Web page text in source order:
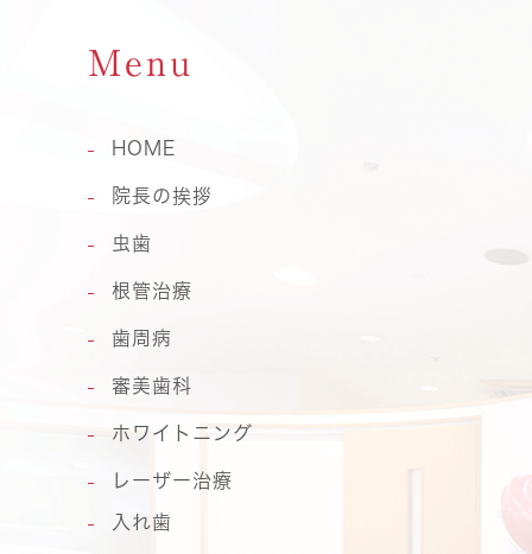
Menu
HOME
院長の挨拶
虫歯
根管治療
歯周病
審美歯科
ホワイトニング
レーザー治療
入れ歯